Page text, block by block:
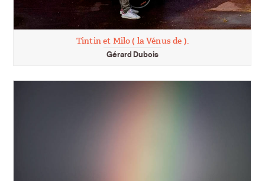
Tintin et Milo ( la Vénus de ).
Gérard Dubois